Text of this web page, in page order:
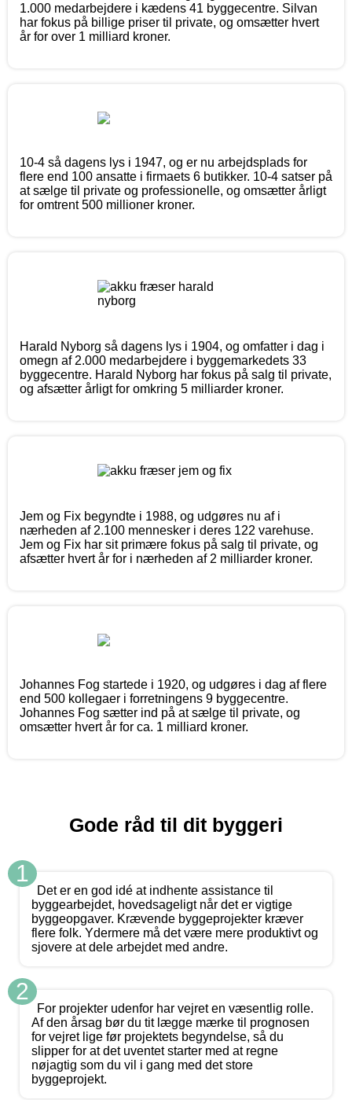
1.000 medarbejdere i kædens 41 byggecentre. Silvan
har fokus på billige priser til private, og omsætter hvert
år for over 1 milliard kroner.
10-4 så dagens lys i 1947, og er nu arbejdsplads for
flere end 100 ansatte i firmaets 6 butikker. 10-4 satser på
at sælge til private og professionelle, og omsætter årligt
for omtrent 500 millioner kroner.
Harald Nyborg så dagens lys i 1904, og omfatter i dag i
omegn af 2.000 medarbejdere i byggemarkedets 33
byggecentre. Harald Nyborg har fokus på salg til private,
og afsætter årligt for omkring 5 milliarder kroner.
Jem og Fix begyndte i 1988, og udgøres nu af i
nærheden af 2.100 mennesker i deres 122 varehuse.
Jem og Fix har sit primære fokus på salg til private, og
afsætter hvert år for i nærheden af 2 milliarder kroner.
Johannes Fog startede i 1920, og udgøres i dag af flere
end 500 kollegaer i forretningens 9 byggecentre.
Johannes Fog sætter ind på at sælge til private, og
omsætter hvert år for ca. 1 milliard kroner.
Gode råd til dit byggeri
1
Det er en god idé at indhente assistance til
byggearbejdet, hovedsageligt når det er vigtige
byggeopgaver. Krævende byggeprojekter kræver
flere folk. Ydermere må det være mere produktivt og
sjovere at dele arbejdet med andre.
2
For projekter udenfor har vejret en væsentlig rolle.
Af den årsag bør du tit lægge mærke til prognosen
for vejret lige før projektets begyndelse, så du
slipper for at det uventet starter med at regne
nøjagtig som du vil i gang med det store
byggeprojekt.